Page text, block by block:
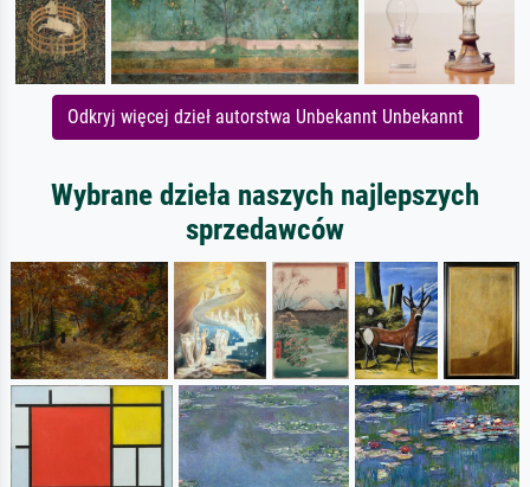
Odkryj więcej dzieł autorstwa Unbekannt Unbekannt
Wybrane dzieła naszych najlepszych
sprzedawców